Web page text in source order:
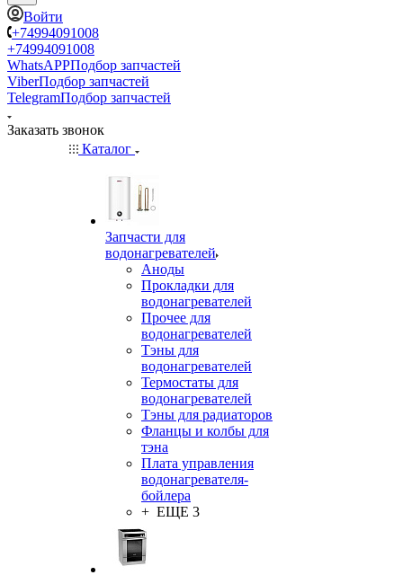
Войти
+74994091008
+74994091008
WhatsAPPПодбор запчастей
ViberПодбор запчастей
TelegramПодбор запчастей
Заказать звонок
Каталог
Запчасти для
водонагревателей
Аноды
Прокладки для
водонагревателей
Прочее для
водонагревателей
Тэны для
водонагревателей
Термостаты для
водонагревателей
Тэны для радиаторов
Фланцы и колбы для
тэна
Плата управления
водонагревателя-
бойлера
+ ЕЩЕ 3